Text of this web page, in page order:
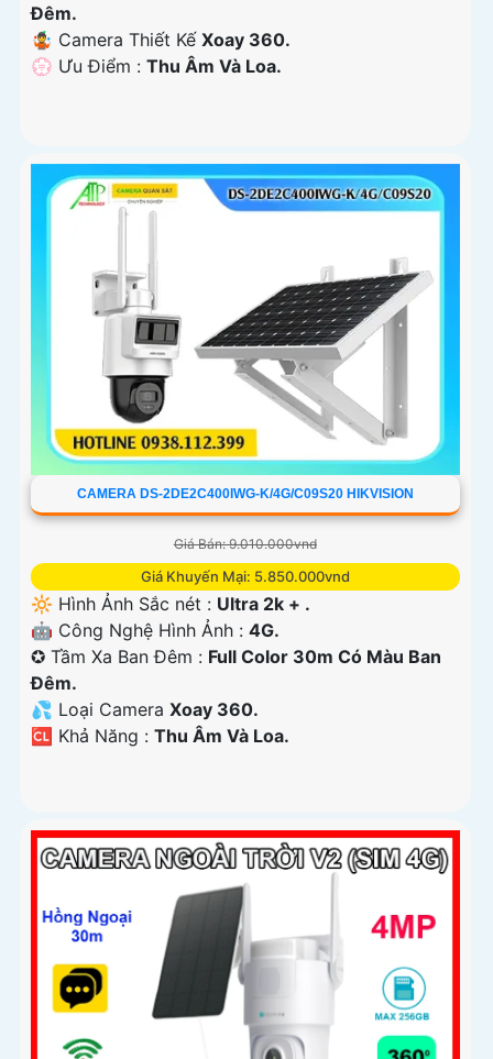
Đêm.
🤹 Camera Thiết Kế Xoay 360.
️💮 Ưu Điểm : Thu Âm Và Loa.
CAMERA DS-2DE2C400IWG-K/4G/C09S20 HIKVISION
Giá Bán: 9.010.000vnd
Giá Khuyến Mại: 5.850.000vnd
🔆 Hình Ảnh Sắc nét : Ultra 2k + .
🤖️ Công Nghệ Hình Ảnh : 4G.
✪ Tầm Xa Ban Đêm : Full Color 30m Có Màu Ban
Ðêm.
💦 Loại Camera Xoay 360.
️🆑 Khả Năng : Thu Âm Và Loa.